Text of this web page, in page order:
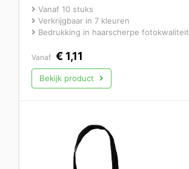
Vanaf 10 stuks
Verkrijgbaar in 7 kleuren
Bedrukking in haarscherpe fotokwaliteit
Vanaf € 1,11
Bekijk product